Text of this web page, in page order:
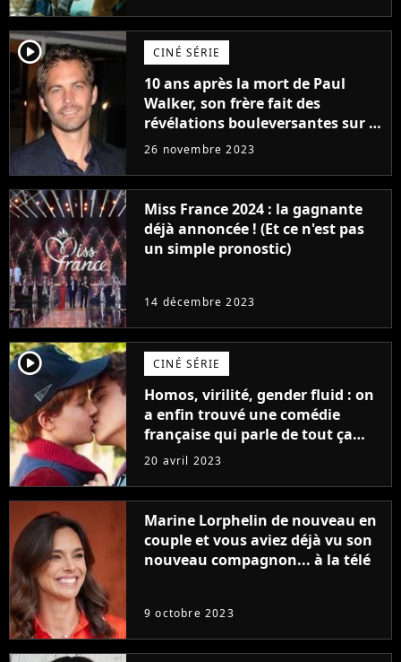
player2 CINÉ SÉRIE
10 ans après la mort de Paul
Walker, son frère fait des
révélations bouleversantes sur la
réaction des acteurs de Fast and
26 novembre 2023
Miss France 2024 : la gagnante
déjà annoncée ! (Et ce n'est pas
un simple pronostic)
14 décembre 2023
player2 CINÉ SÉRIE
Homos, virilité, gender fluid : on
a enfin trouvé une comédie
française qui parle de tout ça
sans être super ringarde
20 avril 2023
Marine Lorphelin de nouveau en
couple et vous aviez déjà vu son
nouveau compagnon... à la télé
9 octobre 2023